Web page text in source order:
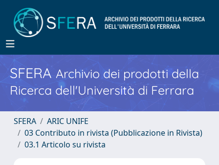
SFERA Archivio dei prodotti della
Ricerca dell'Università di Ferrara
SFERA
ARIC UNIFE
03 Contributo in rivista (Pubblicazione in Rivista)
03.1 Articolo su rivista